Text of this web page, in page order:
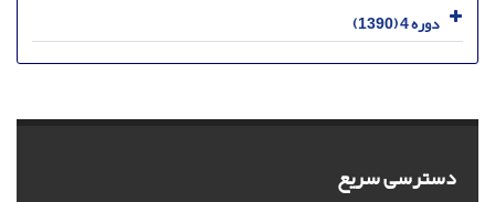
دوره 4 (1390)
دسترسی سریع